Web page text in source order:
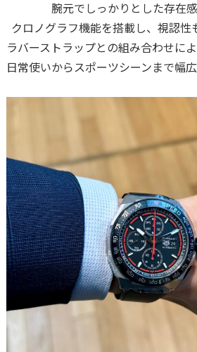
腕元でしっかりとした存在感
クロノグラフ機能を搭載し、視認性
ラバーストラップとの組み合わせに
日常使いからスポーツシーンまで幅